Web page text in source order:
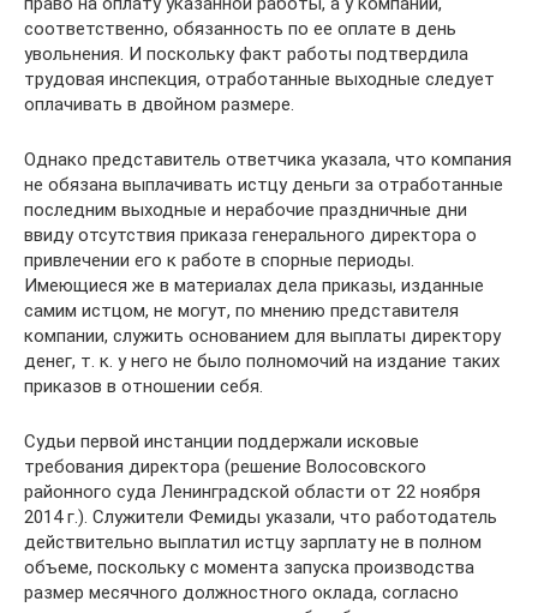
соответственно, обязанность по ее оплате в день
увольнения. И поскольку факт работы подтвердила
трудовая инспекция, отработанные выходные следует
оплачивать в двойном размере.
Однако представитель ответчика указала, что компания
не обязана выплачивать истцу деньги за отработанные
последним выходные и нерабочие праздничные дни
ввиду отсутствия приказа генерального директора о
привлечении его к работе в спорные периоды.
Имеющиеся же в материалах дела приказы, изданные
самим истцом, не могут, по мнению представителя
компании, служить основанием для выплаты директору
денег, т. к. у него не было полномочий на издание таких
приказов в отношении себя.
Судьи первой инстанции поддержали исковые
требования директора (решение Волосовского
районного суда Ленинградской области от 22 ноября
2014 г.). Служители Фемиды указали, что работодатель
действительно выплатил истцу зарплату не в полном
объеме, поскольку с момента запуска производства
размер месячного должностного оклада, согласно